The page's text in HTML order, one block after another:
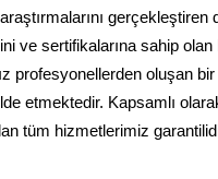
ve sertifikalarına sahip
profesyonellerden oluşan
etmektedir. Kapsamlı
tüm hizmetlerimiz